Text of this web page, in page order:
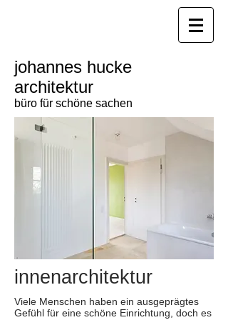
johannes hucke
architektur
büro für schöne sachen
innenarchitektur
Viele Menschen haben ein ausgeprägtes
Gefühl für eine schöne Einrichtung, doch es